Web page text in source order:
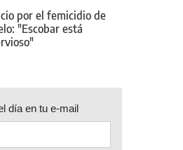
por el femicidio de
"Escobar está
día en tu e-mail